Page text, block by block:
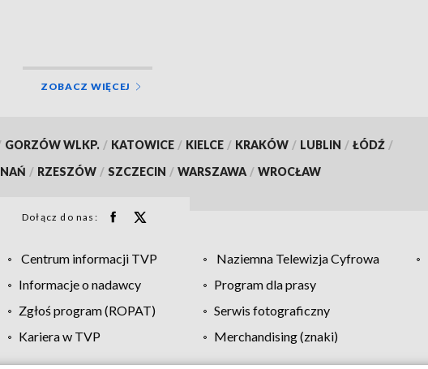
ZOBACZ WIĘCEJ
GORZÓW WLKP. / KATOWICE / KIELCE / KRAKÓW / LUBLIN / ŁÓDŹ /
/ RZESZÓW / SZCZECIN / WARSZAWA / WROCŁAW
Dołącz do nas:
Centrum informacji TVP Naziemna Telewizja Cyfrowa
Informacje o nadawcy
Program dla prasy
Zgłoś program (ROPAT)
Serwis fotograficzny
Kariera w TVP
Merchandising (znaki)